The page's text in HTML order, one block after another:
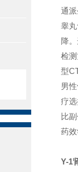
通
睾
降
检
型
男
疗
比
药
Y-1